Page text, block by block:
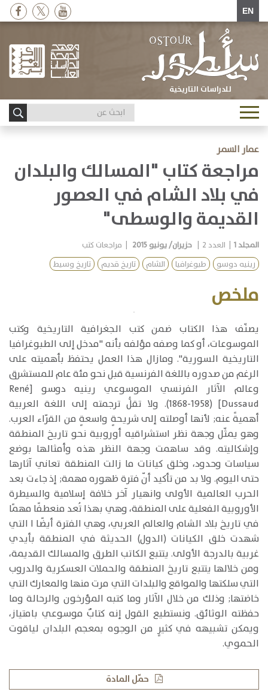
EN
للدراسات التاريخية
Toggle
navigation
عمار السمر
مراجعة كتاب "المسالك والبلدان
في بلاد الشام في العصور
القديمة والوسطى"
المجلد1 العدد2 حزيران/ يونيو 2015
مراجعات كتب
رينيه دوسو
طبوغرافيا الشام تاريخ قديم تاريخ وسيط
ملخص
يصنّف هذا الكتاب ضمن كتب الجغرافية التاريخية وكتب
الموسوعات، أو كما وصفه مؤلفه بأنه "مدخل إلى الطبوغرافيا
التاريخية السورية". ومازال هذا العمل يحتفظ بأهميته على
الرغم من صدوره باللغة الفرنسية قبل نحو مئة عام للمستشرق
وعالم الآثار الفرنسي الموسوعي رينيه دوسو [René
Dussaud] (1868-1958). ولا تقلُّ ترجمته إلى اللغة العربية
أهميةً عنه; لأنها أوصلته إلى شريحةٍ واسعةٍ من القرّاء العرب.
وهو يمثّل وجهة نظر استشراقيه أوروبية نحو تاريخ المنطقة
وإشكاليته. وقد ساهمت وجهة النظر هذه وأمثالها بوضع
سياسات وحدود، وخلق كيانات ما زالت المنطقة تعاني آثارها
حتى اليوم. ولا بد من تأكيد أنّ فترة ظهوره مهمة; إذ جاءت بعد
الحرب العالمية الأولى وانهيار آخر خلافة إسلامية والسيطرة
الأوروبية الفعلية على المنطقة، وهي بهذا تُعد منعطفًا مهمًا
في تاريخ بلاد الشام والعالم العربي، وهي الفترة أيضًا ا التي
شهدت خلق الكيانات (الدول) الحديثة في المنطقة بأيدي
غربية بالدرجة الأولى. يتتبع الكاتب الطرق والمسالك القديمة،
ومن خلالها يتتبع تاريخ المنطقة والحملات العسكرية والدروب
التي سلكتها والمواقع والبلدات التي مرت منها والمعارك التي
خاضتها; وذلك من خلال الآثار وما كتبه المؤرخون والرحالة وما
حفظته الوثائق. ونستطيع القول إنه كتابٌ موسوعي بامتياز،
ويمكن تشبيهه في كثيرٍ من الوجوه بمعجم البلدان لياقوت
الحموي.
حمّل المادة